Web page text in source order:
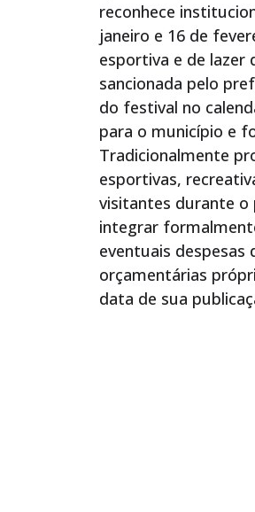
reconhece
janeiro e 16 de
esportiva e de lazer
sancionada pelo
do festival no
para o município e
Tradicionalmente
esportivas,
visitantes durante o
integrar
eventuais
orçamentárias
data de sua